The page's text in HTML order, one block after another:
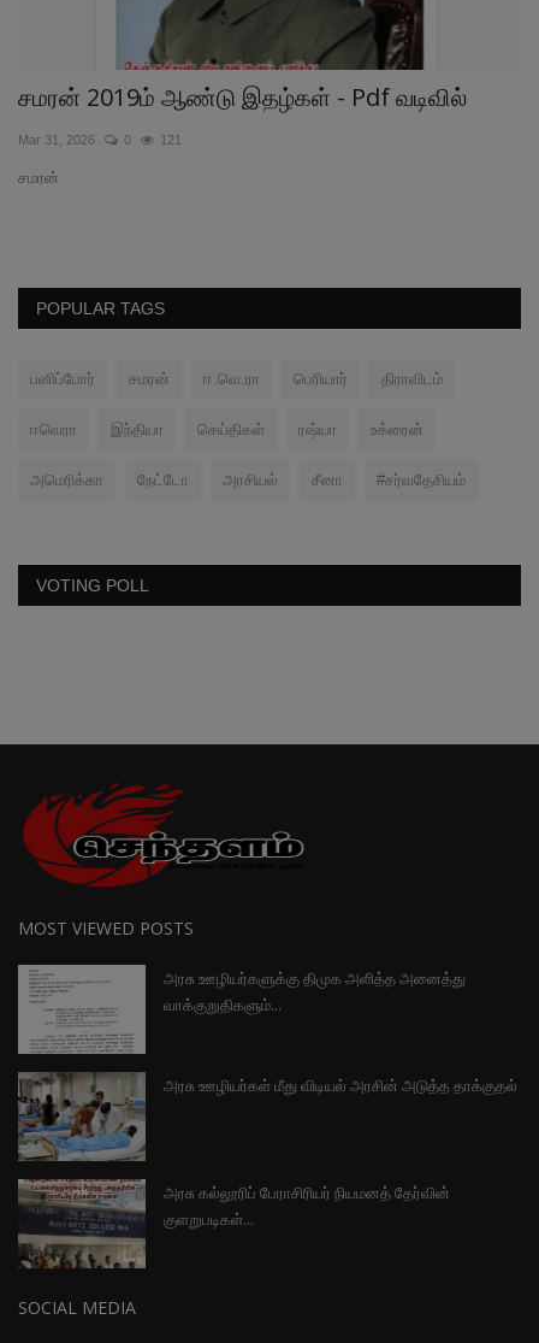
சமரன் 2019ம் ஆண்டு இதழ்கள் - Pdf வடிவில்
Mar 31, 2026 0 121
சமரன்
POPULAR TAGS
பனிப்போர் சமரன் ஈ.வெ.ரா பெரியார் திராவிடம்
ஈவெரா இந்தியா செய்திகள் ரஷ்யா உக்ரைன்
அமெரிக்கா நேட்டோ அரசியல் சீனா #சர்வதேசியம்
VOTING POLL
MOST VIEWED POSTS
அரசு ஊழியர்களுக்கு திமுக அளித்த அனைத்து
வாக்குறுதிகளும்...
அரசு ஊழியர்கள் மீது விடியல் அரசின் அடுத்த தாக்குதல்
அரசு கல்லூரிப் பேராசிரியர் நியமனத் தேர்வின்
குளறுபடிகள்...
SOCIAL MEDIA